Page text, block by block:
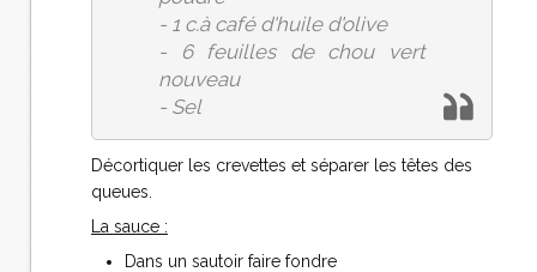
- 1 c.à café d'huile d'olive
- 6 feuilles de chou vert
nouveau
- Sel
Décortiquer les crevettes et séparer les têtes des
queues.
La sauce :
Dans un sautoir faire fondre